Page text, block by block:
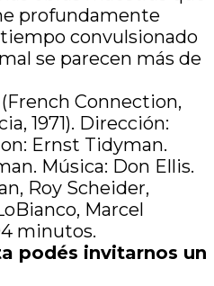
profundamente
convulsionado
se parecen más de
(French Connection,
1971). Dirección:
Ernst Tidyman.
Música: Don Ellis.
Roy Scheider,
Marcel
minutos.
podés invitarnos un